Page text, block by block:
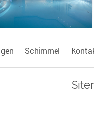
Schimmel